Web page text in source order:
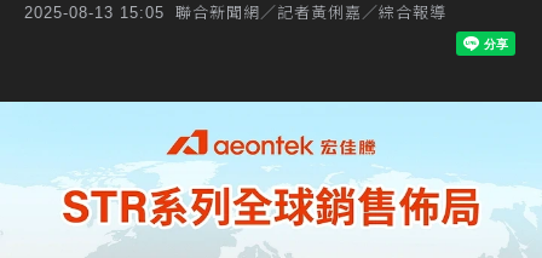
2025-08-13 15:05 聯合新聞網／記者黃俐嘉／綜合報導